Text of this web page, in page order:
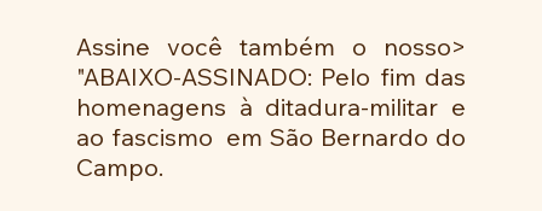
Assine você também o nosso>
"ABAIXO-ASSINADO: Pelo fim das
homenagens à ditadura-militar e
ao fascismo  em São Bernardo do
Campo.